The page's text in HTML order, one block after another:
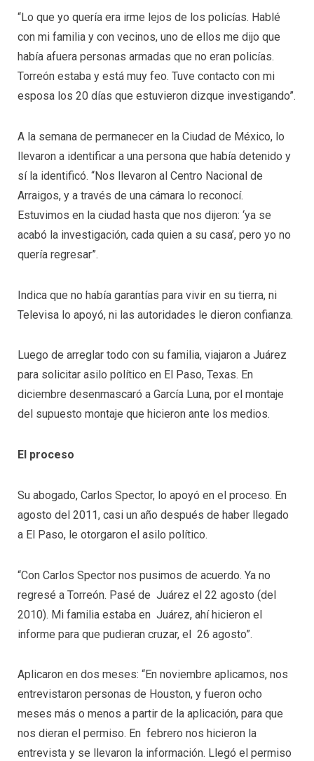
“Lo que yo quería era irme lejos de los policías. Hablé
con mi familia y con vecinos, uno de ellos me dijo que
había afuera personas armadas que no eran policías.
Torreón estaba y está muy feo. Tuve contacto con mi
esposa los 20 días que estuvieron dizque investigando”.
A la semana de permanecer en la Ciudad de México, lo
llevaron a identificar a una persona que había detenido y
sí la identificó. “Nos llevaron al Centro Nacional de
Arraigos, y a través de una cámara lo reconocí.
Estuvimos en la ciudad hasta que nos dijeron: ‘ya se
acabó la investigación, cada quien a su casa’, pero yo no
quería regresar”.
Indica que no había garantías para vivir en su tierra, ni
Televisa lo apoyó, ni las autoridades le dieron confianza.
Luego de arreglar todo con su familia, viajaron a Juárez
para solicitar asilo político en El Paso, Texas. En
diciembre desenmascaró a García Luna, por el montaje
del supuesto montaje que hicieron ante los medios.
El proceso
Su abogado, Carlos Spector, lo apoyó en el proceso. En
agosto del 2011, casi un año después de haber llegado
a El Paso, le otorgaron el asilo político.
“Con Carlos Spector nos pusimos de acuerdo. Ya no
regresé a Torreón. Pasé de Juárez el 22 agosto (del
2010). Mi familia estaba en Juárez, ahí hicieron el
informe para que pudieran cruzar, el 26 agosto”.
Aplicaron en dos meses: “En noviembre aplicamos, nos
entrevistaron personas de Houston, y fueron ocho
meses más o menos a partir de la aplicación, para que
nos dieran el permiso. En febrero nos hicieron la
entrevista y se llevaron la información. Llegó el permiso